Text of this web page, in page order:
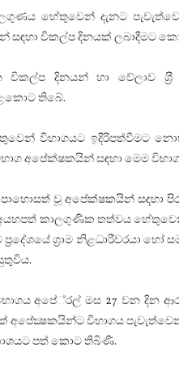
හේතුවෙන් දැනට
විකල්ප දිනයක් ලබාදීමට
දිනයන් හා වේලාව ශ‍්‍රී
තිබේ.
විභාගයට ඉදිරිපත්වීමට
අපේක්ෂකයින් සඳහා මෙම
වූ අපේක්ෂකයින් සඳහා
කාලගුණික තත්වය
ග‍්‍රාම නිළධාරීවරයා
අපේ‍්‍රල් මස 27 වන දින
අපේක්‍ෂකයින්ට විභාගය
පත් කොට තිබිණි.